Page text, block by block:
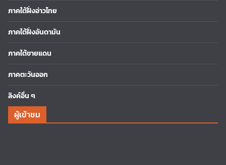
ภาคใต้ฝั่งอ่าวไทย
ภาคใต้ฝั่งอันดามัน
ภาคใต้ชายแดน
ภาคตะวันออก
ลิงค์อื่น ๆ
ผู้เข้าชม